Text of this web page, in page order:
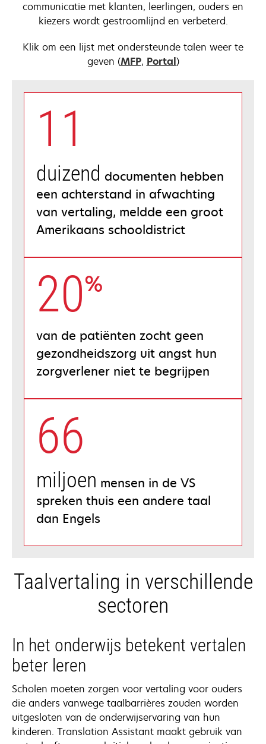
communicatie met klanten, leerlingen, ouders en
kiezers wordt gestroomlijnd en verbeterd.
Klik om een lijst met ondersteunde talen weer te
geven (MFPopens
a
, Portalopens
a
)
11
duizend documenten hebben
een achterstand in afwachting
van vertaling, meldde een groot
Amerikaans schooldistrict
%
20
van de patiënten zocht geen
gezondheidszorg uit angst hun
zorgverlener niet te begrijpen
66
miljoen mensen in de VS
spreken thuis een andere taal
dan Engels
Taalvertaling in verschillende
sectoren
In het onderwijs betekent vertalen
beter leren
Scholen moeten zorgen voor vertaling voor ouders
die anders vanwege taalbarrières zouden worden
uitgesloten van de onderwijservaring van hun
kinderen. Translation Assistant maakt gebruik van